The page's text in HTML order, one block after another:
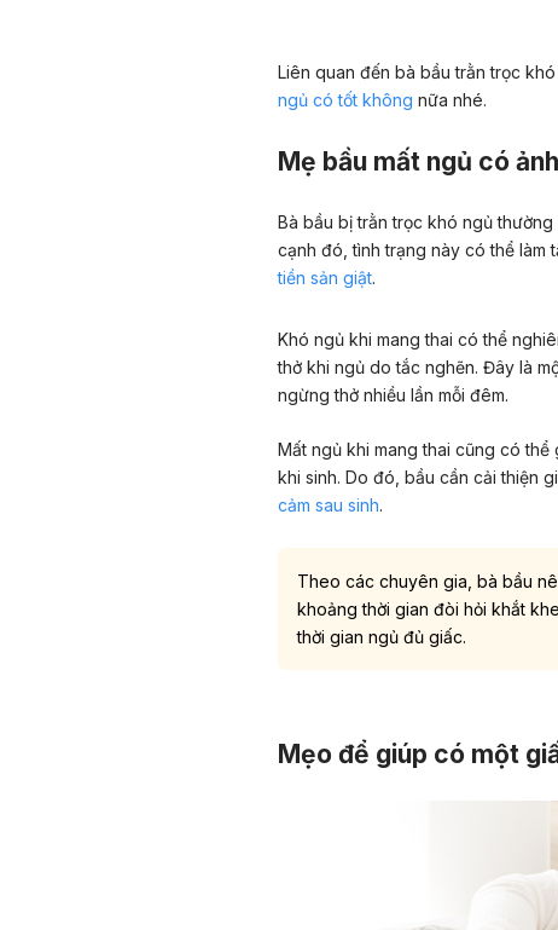
Liên quan đến bà bầu trằn trọc
ngủ có tốt không nữa nhé.
Mẹ bầu mất ngủ có
Bà bầu bị trằn trọc khó ngủ
cạnh đó, tình trạng này có thể làm
tiền sản giật.
Khó ngủ khi mang thai có thể
thở khi ngủ do tắc nghẽn. Đây là
ngừng thở nhiều lần mỗi đêm.
Mất ngủ khi mang thai cũng có
khi sinh. Do đó, bầu cần cải thiện
cảm sau sinh.
Theo các chuyên gia, bà bầu
khoảng thời gian đòi hỏi khắt
thời gian ngủ đủ giấc.
Mẹo để giúp có một